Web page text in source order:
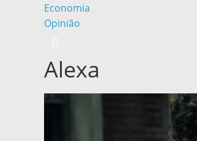
Economia
Opinião
Alexa